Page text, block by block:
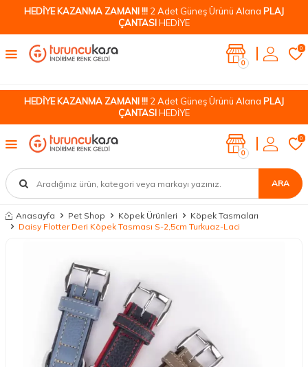
HEDİYE KAZANMA ZAMANI !!! 2 Adet Güneş Ürünü Alana PLAJ
ÇANTASIHEDİYE
0
0
HEDİYE KAZANMA ZAMANI !!! 2 Adet Güneş Ürünü Alana PLAJ
ÇANTASIHEDİYE
ARA
0
0
Anasayfa Pet Shop Köpek Ürünleri
Köpek Tasmaları
Daisy Flotter Deri Köpek Tasması S-2,5cm Turkuaz-Laci